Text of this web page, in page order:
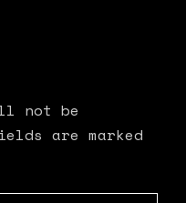
not be
are marked